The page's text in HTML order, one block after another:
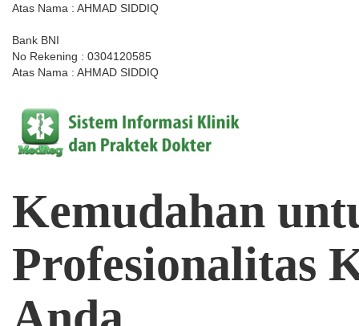
Atas Nama : AHMAD SIDDIQ
Bank BNI
No Rekening : 0304120585
Atas Nama : AHMAD SIDDIQ
Kemudahan
Profesionalitas